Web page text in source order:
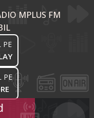
MPLUS FM
PE
PE
Mplus FM